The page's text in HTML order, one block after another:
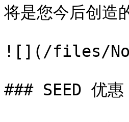
将是您今后创造
![](/files/
### SEED 优惠